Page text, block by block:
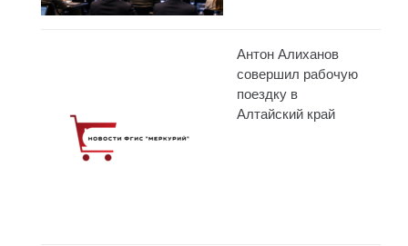
Антон Алиханов
совершил рабочую
поездку в
Алтайский край